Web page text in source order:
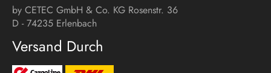
by CETEC GmbH & Co. KG Rosenstr. 36
D - 74235 Erlenbach
Versand Durch